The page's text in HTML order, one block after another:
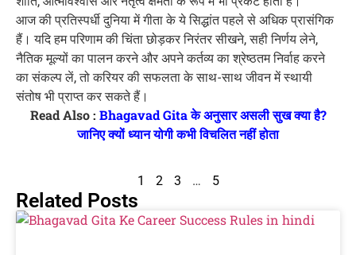
आज की प्रतिस्पर्धी दुनिया में गीता के ये सिद्धांत पहले से अधिक प्रासंगिक
हैं। यदि हम परिणाम की चिंता छोड़कर निरंतर सीखने, सही निर्णय लेने,
नैतिक मूल्यों का पालन करने और अपने कर्तव्य का श्रेष्ठतम निर्वाह करने
का संकल्प लें, तो करियर की सफलता के साथ-साथ जीवन में स्थायी
संतोष भी प्राप्त कर सकते हैं।
Read Also : Bhagavad Gita के अनुसार असली सुख क्या है?
जानिए क्यों ध्यान योगी कभी विचलित नहीं होता
1 2 3 … 5
Related Posts